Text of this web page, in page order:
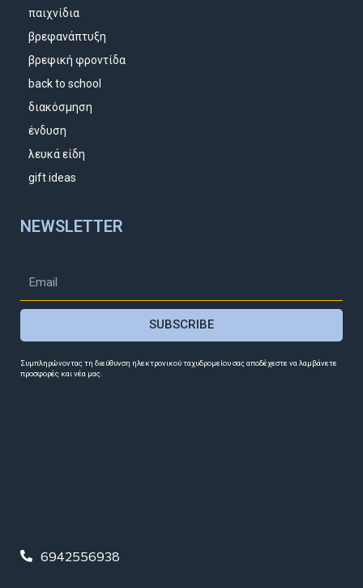
παιχνίδια
βρεφανάπτυξη
βρεφική φροντίδα
back to school
διακόσμηση
ένδυση
λευκά είδη
gift ideas
NEWSLETTER
SUBSCRIBE
Συμπληρώνοντας τη διεύθυνση ηλεκτρονικού ταχυδρομείου σας αποδέχεστε να λαμβάνετε
προσφορές και νέα μας.
6942556938